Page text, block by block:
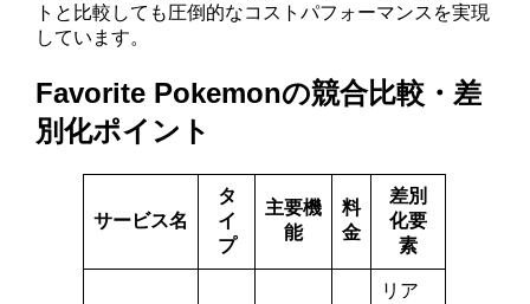
トと比較しても圧倒的なコストパフォーマンスを実現
しています。
Favorite Pokemonの競合比較・差
別化ポイント
サービス名
タ
イ
プ
主要機
能
料
金
差別
化要
素
リア